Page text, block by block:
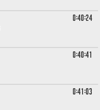
0:40:24
0:40:41
0:41:03